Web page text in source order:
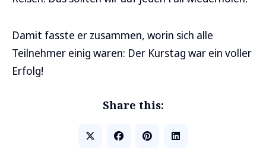
Damit fasste er zusammen, worin sich alle
Teilnehmer einig waren: Der Kurstag war ein voller
Erfolg!
Share this: